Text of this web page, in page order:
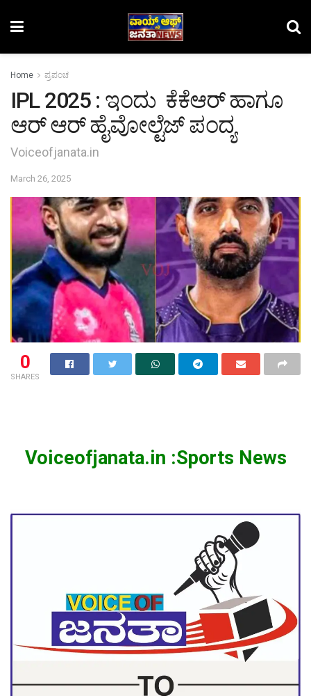
Home ಪ್ರಪಂಚ
IPL 2025 : ಇಂದು ಕೆಕೆಆರ್ ಹಾಗೂ
ಆರ್ ಆರ್ ಹೈವೋಲ್ಟೆಜ್ ಪಂದ್ಯ
Voiceofjanata.in
March 26, 2025
0
SHARES
Voiceofjanata.in :Sports News